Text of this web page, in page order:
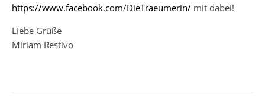
https://www.facebook.com/DieTraeumerin/ mit dabei!
Liebe Grüße
Miriam Restivo